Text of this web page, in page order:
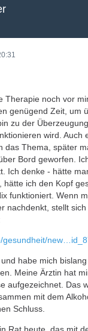
Therapie noch vor
genügend Zeit, um
zu der
wird. Auch
das Thema, später
Bord geworfen.
Ich denke - hätte
hätte ich den Kopf
funktioniert. Wenn
nachdenkt, stellt
gesundheit/
habe mich
Meine Ärztin hat
aufgezeichnet. Das
mit dem
Schluss.